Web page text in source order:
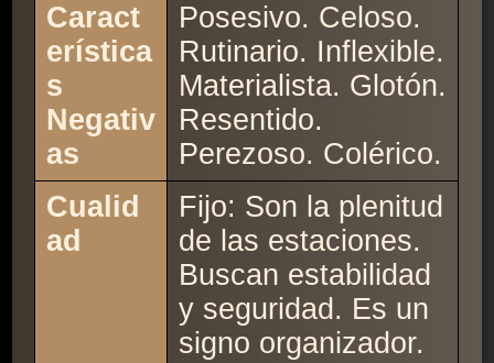
Caract
erística
s
Negativ
as
Posesivo. Celoso.
Rutinario. Inflexible.
Materialista. Glotón.
Resentido.
Perezoso. Colérico.
Cualid
ad
Fijo: Son la plenitud
de las estaciones.
Buscan estabilidad
y seguridad. Es un
signo organizador.